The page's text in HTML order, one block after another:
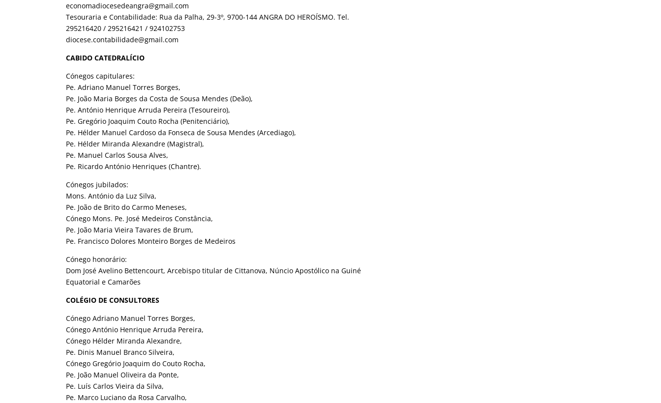
economadiocesedeangra@gmail.com
Tesouraria e Contabilidade: Rua da Palha, 29-3º, 9700-144 ANGRA DO HEROÍSMO. Tel.
295216420 / 295216421 / 924102753
diocese.contabilidade@gmail.com
CABIDO CATEDRALÍCIO
Cónegos capitulares:
Pe. Adriano Manuel Torres Borges,
Pe. João Maria Borges da Costa de Sousa Mendes (Deão),
Pe. António Henrique Arruda Pereira (Tesoureiro),
Pe. Gregório Joaquim Couto Rocha (Penitenciário),
Pe. Hélder Manuel Cardoso da Fonseca de Sousa Mendes (Arcediago),
Pe. Hélder Miranda Alexandre (Magistral),
Pe. Manuel Carlos Sousa Alves,
Pe. Ricardo António Henriques (Chantre).
Cónegos jubilados:
Mons. António da Luz Silva,
Pe. João de Brito do Carmo Meneses,
Cónego Mons. Pe. José Medeiros Constância,
Pe. João Maria Vieira Tavares de Brum,
Pe. Francisco Dolores Monteiro Borges de Medeiros
Cónego honorário:
Dom José Avelino Bettencourt, Arcebispo titular de Cittanova, Núncio Apostólico na Guiné
Equatorial e Camarões
COLÉGIO DE CONSULTORES
Cónego Adriano Manuel Torres Borges,
Cónego António Henrique Arruda Pereira,
Cónego Hélder Miranda Alexandre,
Pe. Dinis Manuel Branco Silveira,
Cónego Gregório Joaquim do Couto Rocha,
Pe. João Manuel Oliveira da Ponte,
Pe. Luís Carlos Vieira da Silva,
Pe. Marco Luciano da Rosa Carvalho,